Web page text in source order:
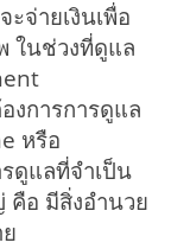
จ่ายเงินเพื่อ
ในช่วงที่ดูแล
งการการดูแล
หรือ
ดูแลที่จำเป็น
คือ มีสิ่งอำนวย